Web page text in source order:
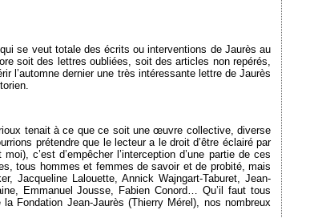
se veut totale des écrits ou interventions de Jaurès au
soit des lettres oubliées, soit des articles non repérés,
l’automne dernier une très intéressante lettre de Jaurès
tenait à ce que ce soit une œuvre collective, diverse
prétendre que le lecteur a le droit d’être éclairé par
c’est d’empêcher l’interception d’une partie de ces
tous hommes et femmes de savoir et de probité, mais
Jacqueline Lalouette, Annick Wajngart-Taburet, Jean-
Emmanuel Jousse, Fabien Conord… Qu’il faut tous
Fondation Jean-Jaurès (Thierry Mérel), nos nombreux